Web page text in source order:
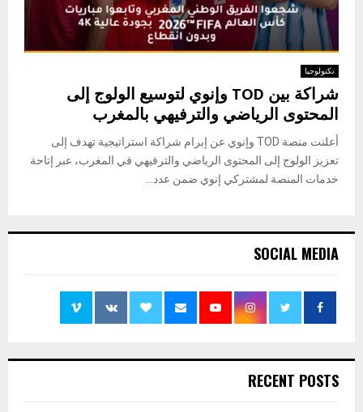
تكنولوجيا
شراكة بين TOD وإنوي لتوسيع الولوج إلى
المحتوى الرياضي والترفيهي بالمغرب
أعلنت منصة TOD وإنوي عن إبرام شراكة استراتيجية تهدف إلى
تعزيز الولوج إلى المحتوى الرياضي والترفيهي في المغرب، عبر إتاحة
خدمات المنصة لمشتركي إنوي ضمن عدد...
SOCIAL MEDIA
RECENT POSTS